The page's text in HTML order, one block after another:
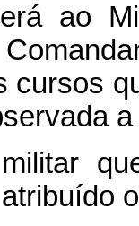
ao
cursos